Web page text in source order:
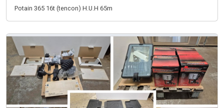
Potain 365 16t (tencon) H.U.H 65m